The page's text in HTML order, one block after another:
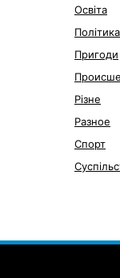
Освіта
Політика
Пригоди
Різне
Разное
Спорт